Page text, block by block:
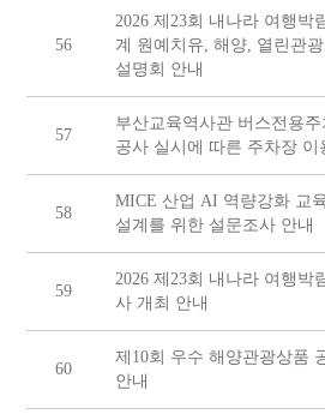
56
2026 제23회 내나라 여행박
계 원예치유, 해양, 열린관
설명회 안내
57
부산교육역사관 버스전용주
공사 실시에 따른 주차장 이
58
MICE 산업 AI 역량강화 교
설계를 위한 설문조사 안내
59
2026 제23회 내나라 여행박
사 개최 안내
60
제10회 우수 해양관광상품
안내